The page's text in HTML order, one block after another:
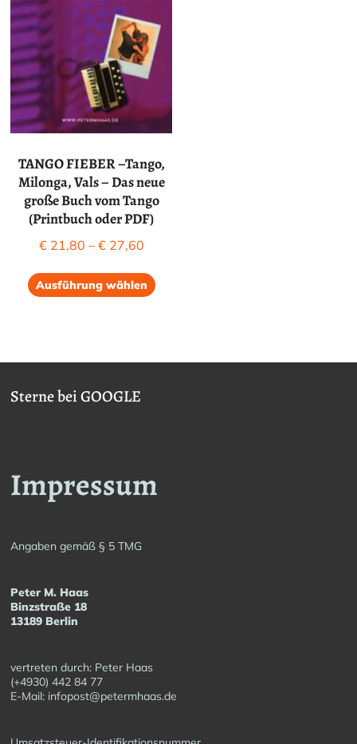
TANGO FIEBER –Tango,
Milonga, Vals – Das neue
große Buch vom Tango
(Printbuch oder PDF)
€21,80 – €27,60Preisspanne:
bis
Ausführung wählen Produkt
Varianten
der
Sterne bei GOOGLE
Impressum
Angaben gemäß § 5 TMG
Peter M. Haas
Binzstraße 18
13189 Berlin
vertreten durch: Peter Haas
(+4930) 442 84 77
E-Mail: infopost@petermhaas.de